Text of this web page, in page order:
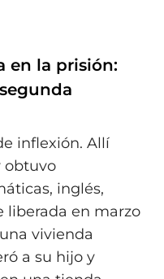
en la prisión:
inflexión. Allí
obtuvo
inglés,
liberada en marzo
vivienda
a su hijo y